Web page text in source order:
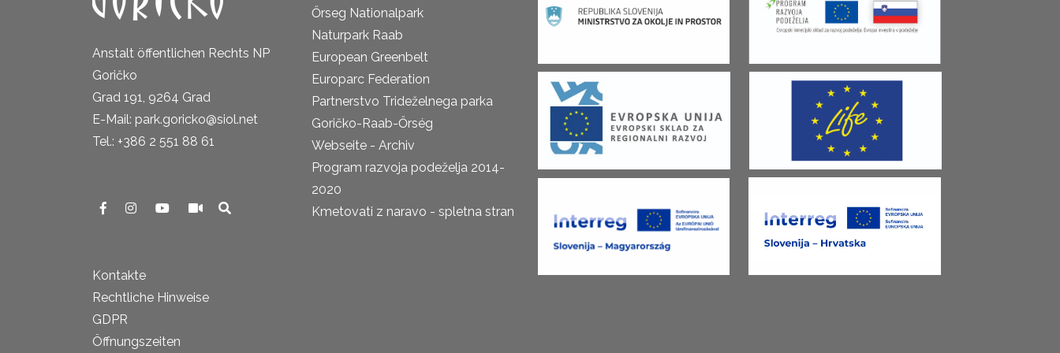
Anstalt öffentlichen Rechts NP
Goričko
Grad 191, 9264 Grad
E-Mail: park.goricko@siol.net
Tel.: +386 2 551 88 61
Kontakte
Rechtliche Hinweise
GDPR
Öffnungszeiten
Őrseg Nationalpark
Naturpark Raab
European Greenbelt
Europarc Federation
Partnerstvo Trideželnega parka
Goričko-Raab-Őrség
Webseite - Archiv
Program razvoja podeželja 2014-
2020
Kmetovati z naravo - spletna stran